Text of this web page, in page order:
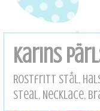
HEM/HOME
HALSBAND/HÄNGEN
ARMBAND
Karins
Rostfritt stål,
Steal, Necklace,